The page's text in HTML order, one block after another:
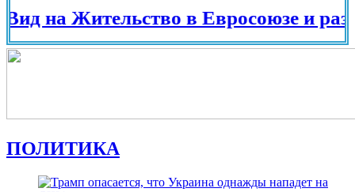
Жительство в Евросоюзе и разных
ПОЛИТИКА